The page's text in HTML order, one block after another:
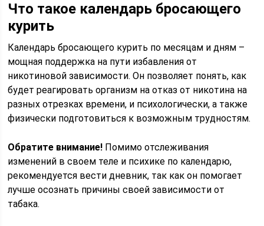
Что такое календарь бросающего
курить
Календарь бросающего курить по месяцам и дням –
мощная поддержка на пути избавления от
никотиновой зависимости. Он позволяет понять, как
будет реагировать организм на отказ от никотина на
разных отрезках времени, и психологически, а также
физически подготовиться к возможным трудностям.
Обратите внимание! Помимо отслеживания
изменений в своем теле и психике по календарю,
рекомендуется вести дневник, так как он помогает
лучше осознать причины своей зависимости от
табака.